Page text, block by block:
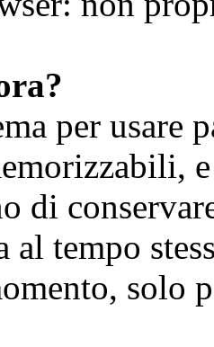
per usare
di
al tempo
solo